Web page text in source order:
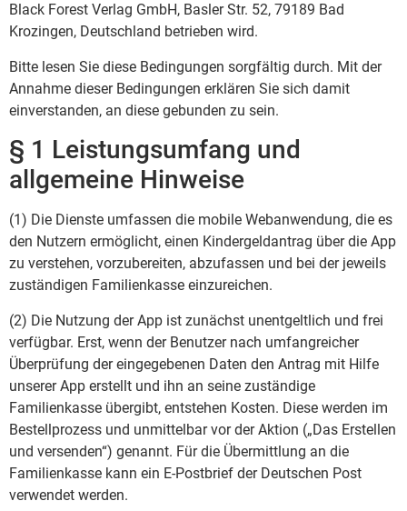
Black Forest Verlag GmbH, Basler Str. 52, 79189 Bad
Krozingen, Deutschland betrieben wird.
Bitte lesen Sie diese Bedingungen sorgfältig durch. Mit der
Annahme dieser Bedingungen erklären Sie sich damit
einverstanden, an diese gebunden zu sein.
§ 1 Leistungsumfang und
allgemeine Hinweise
(1) Die Dienste umfassen die mobile Webanwendung, die es
den Nutzern ermöglicht, einen Kindergeldantrag über die App
zu verstehen, vorzubereiten, abzufassen und bei der jeweils
zuständigen Familienkasse einzureichen.
(2) Die Nutzung der App ist zunächst unentgeltlich und frei
verfügbar. Erst, wenn der Benutzer nach umfangreicher
Überprüfung der eingegebenen Daten den Antrag mit Hilfe
unserer App erstellt und ihn an seine zuständige
Familienkasse übergibt, entstehen Kosten. Diese werden im
Bestellprozess und unmittelbar vor der Aktion („Das Erstellen
und versenden“) genannt. Für die Übermittlung an die
Familienkasse kann ein E-Postbrief der Deutschen Post
verwendet werden.